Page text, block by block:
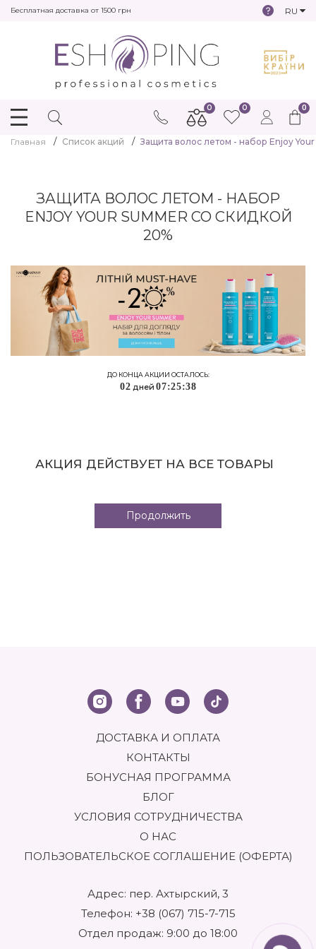
Бесплатная доставка от 1500 грн RU
0
0 0
Главная Список акций Защита волос летом - набор Enjoy
ЗАЩИТА ВОЛОС ЛЕТОМ - НАБОР
ENJOY YOUR SUMMER СО СКИДКОЙ
20%
ДО КОНЦА АКЦИИ ОСТАЛОСЬ:
02 дней 07:25:38
АКЦИЯ ДЕЙСТВУЕТ НА ВСЕ ТОВАРЫ
Продолжить
ДОСТАВКА И ОПЛАТА
КОНТАКТЫ
БОНУСНАЯ ПРОГРАММА
БЛОГ
УСЛОВИЯ СОТРУДНИЧЕСТВА
О НАС
ПОЛЬЗОВАТЕЛЬСКОЕ СОГЛАШЕНИЕ (ОФЕРТА)
Адрес: пер. Ахтырский, 3
Телефон: +38 (067) 715-7-715
Отдел продаж: 9:00 до 18:00